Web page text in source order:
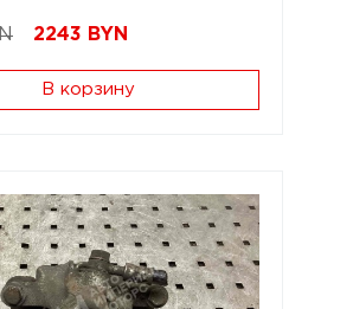
2243 BYN
В корзину